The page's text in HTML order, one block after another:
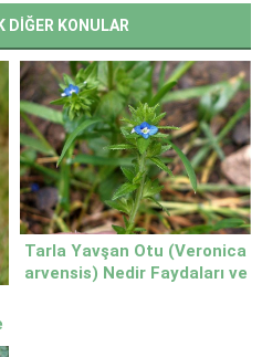
DİĞER KONULAR
Tarla Yavşan Otu (Veronica
arvensis) Nedir Faydaları ve